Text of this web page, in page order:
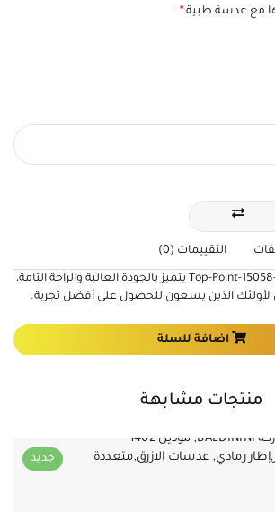
مع عدسة طبية
التقييمات (0)
نظارات Top-Point-15058-C3-Eyeglasses يتميز بالجودة العالية والراحة التامة،
لأولئك الذين يسعون للحصول على أفضل تجربة.
منتجات مشابهة
جديد